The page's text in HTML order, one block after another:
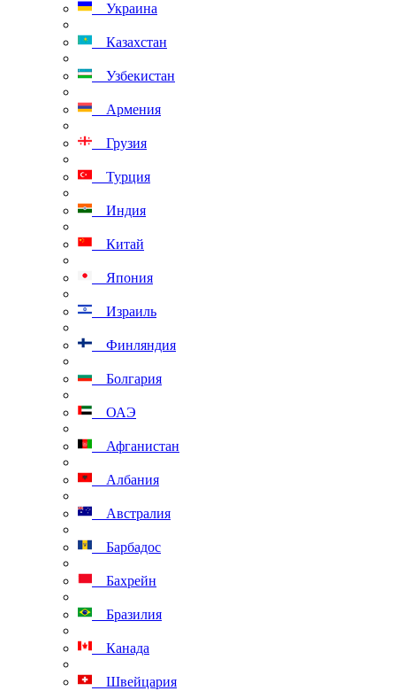
Украина
Казахстан
Узбекистан
Армения
Грузия
Турция
Индия
Китай
Япония
Израиль
Финляндия
Болгария
ОАЭ
Афганистан
Албания
Австралия
Барбадос
Бахрейн
Бразилия
Канада
Швейцария